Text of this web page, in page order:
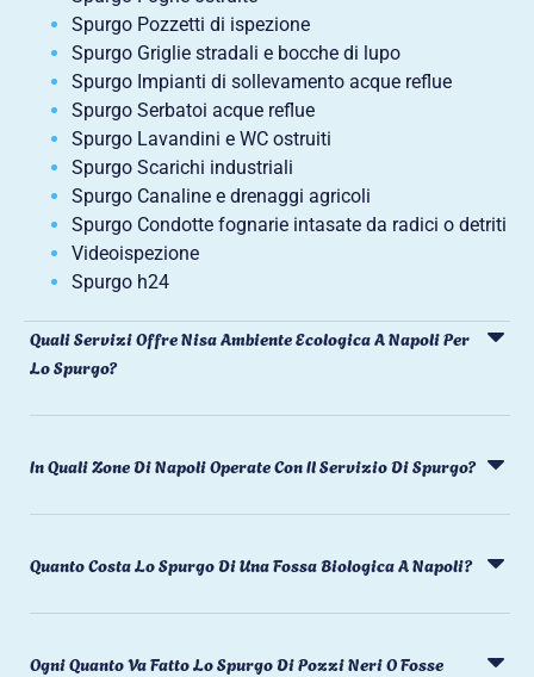
Spurgo Pozzetti di ispezione
Spurgo Griglie stradali e bocche di lupo
Spurgo Impianti di sollevamento acque reflue
Spurgo Serbatoi acque reflue
Spurgo Lavandini e WC ostruiti
Spurgo Scarichi industriali
Spurgo Canaline e drenaggi agricoli
Spurgo Condotte fognarie intasate da radici o detriti
Videoispezione
Spurgo h24
Quali Servizi Offre Nisa Ambiente Ecologica A Napoli Per
Lo Spurgo?
In Quali Zone Di Napoli Operate Con Il Servizio Di Spurgo?
Quanto Costa Lo Spurgo Di Una Fossa Biologica A Napoli?
Ogni Quanto Va Fatto Lo Spurgo Di Pozzi Neri O Fosse